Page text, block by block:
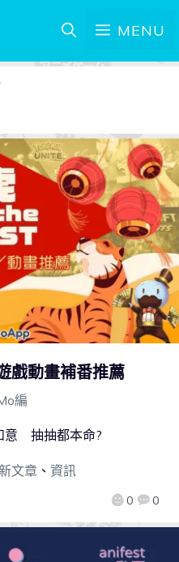
MENU
戲動畫補番推薦
編
0 0
意 抽抽都本命?
文章、 資訊